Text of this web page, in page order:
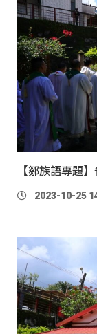
【鄒族語專題
2023-10-25